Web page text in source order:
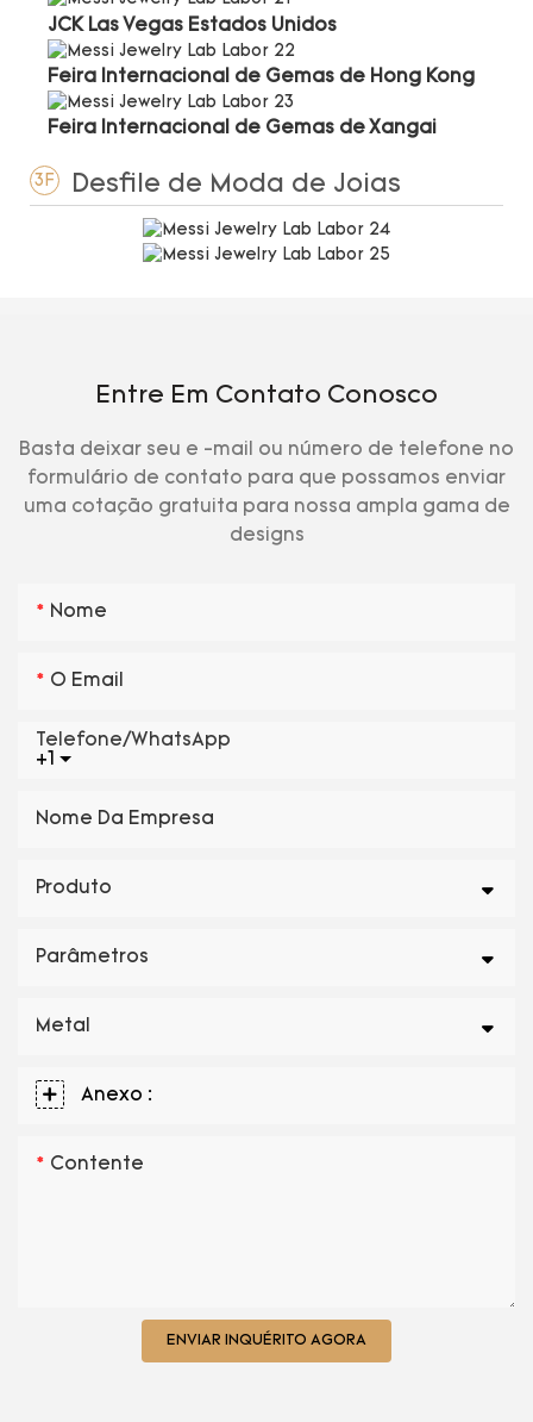
JCK Las Vegas Estados Unidos
Feira Internacional de Gemas de Hong Kong
Feira Internacional de Gemas de Xangai
3F Desfile de Moda de Joias
Entre Em Contato Conosco
Basta deixar seu e -mail ou número de telefone no
formulário de contato para que possamos enviar
uma cotação gratuita para nossa ampla gama de
designs
Nome
O Email
+1
Telefone/WhatsApp
Nome Da Empresa
Produto
Parâmetros
Metal
Anexo :
Contente
ENVIAR INQUÉRITO AGORA